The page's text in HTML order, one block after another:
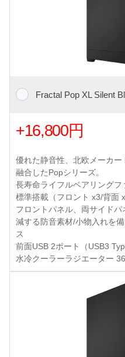
Fractal Pop XL Silent
+16,800円
優れた静音性、北欧メーカ
融合したPopシリーズ。
長寿命ライフルベアリング
標準搭載（フロント x3/背面
フロントパネル、両サイド
減する防音素材/小物入れを
ス
前面USB 2ポート（USB3
水冷クーラーラジエーター